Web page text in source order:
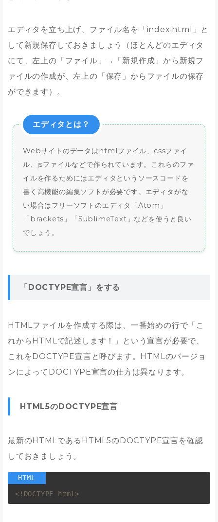
エディタを立ち上げ、ファイル名を「index.html」と
して新規保存しておきましょう（ほとんどのエディタ
にて、左上の「ファイル」→「新規作成」から新規フ
ァイルの作成が、左上の「保存」からファイルの保存
ができます）。
エディタとは？
Webサイトのデータはhtmlファイル、cssファイ
ル、jsファイルなどで作られています。これらのファ
イルを作るためにはエディタというソースコードを
書く高機能の編集ソフトが必要です。エディタがな
い場合はフリーソフトのエディタ「Atom」
「brackets」「SublimeText」などを使うと良い
でしょう。
「DOCTYPE宣言」をする
HTMLファイルを作成する際は、一番始めの行で「こ
れからHTMLで記述します！」という宣言が必要で、
これをDOCTYPE宣言と呼びます。HTMLのバージョ
ンによってDOCTYPE宣言の仕方は異なります。
HTML5のDOCTYPE宣言
最新のHTMLであるHTML5のDOCTYPE宣言を確認
しておきましょう。
<!DOCTYPE html>